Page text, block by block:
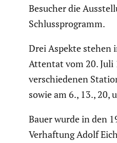
Besucher die
Schluss­pro­gramm.
Drei Aspekte stehen
Attentat vom 20. Juli
verschie­denen
sowie am 6., 13.,
Bauer wurde in den
Verhaf­tung Adolf